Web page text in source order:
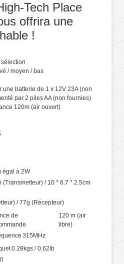
Tech Place
offrira une
!
/ moyen / bas
batterie de 1 x 12V 23A (non
par 2 piles AA (non fournies)
120m (air ouvert)
égal à 2W
(Transmetteur) / 10 * 6.7 * 2.5cm
/ 77g (Récepteur)
de
120 m (air
libre)
315MHz
0.28kgs / 0.62lb